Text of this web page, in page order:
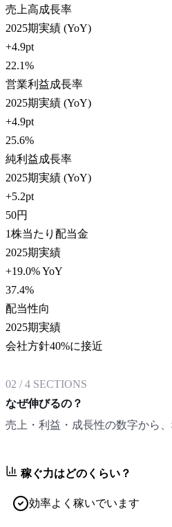
売上高成長率
2025期実績 (YoY)
+4.9pt
22.1%
営業利益成長率
2025期実績 (YoY)
+4.9pt
25.6%
純利益成長率
2025期実績 (YoY)
+5.2pt
50円
1株当たり配当金
2025期実績
+19.0% YoY
37.4%
配当性向
2025期実績
会社方針40%に接近
02 /4 SECTIONS
なぜ伸びるの？
売上・利益・成長性の数字から
稼ぐ力はどのくらい？
効率よく稼いでいます